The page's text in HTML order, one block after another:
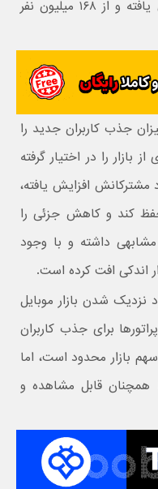
به تابستان حدود دو درصد افزایش یافته و از ۱۶۸ میلیون نفر
جذب کاربران جدید را
را در اختیار گرفته
مشترکانش افزایش یافته،
کند و کاهش جزئی را
داشته و با وجود
اندکی افت کرده است.
شدن بازار موبایل
برای جذب کاربران
بازار محدود است، اما
همچنان قابل مشاهده و